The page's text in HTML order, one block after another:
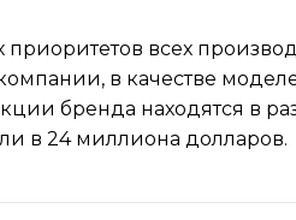
приоритетов всех
в качестве
бренда находятся в
в 24 миллиона долларов.